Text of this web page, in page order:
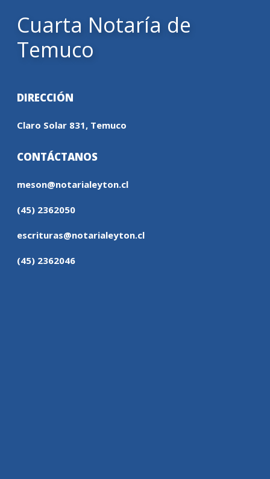
Cuarta Notaría de
Temuco
DIRECCIÓN
Claro Solar 831, Temuco
CONTÁCTANOS
meson@notarialeyton.cl
(45) 2362050
escrituras@notarialeyton.cl
(45) 2362046